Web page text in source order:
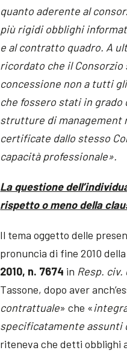
quanto aderente al
più rigidi obblighi
e al contratto quadro. A
ricordato che il
concessione non a tutti
che fossero stati in
strutture di management
certificate dallo stesso
capacità professionale».
La questione
rispetto o meno della
Il tema oggetto delle
pronuncia di fine 2010
2010, n. 7674 in Resp. civ.
Tassone, dopo aver
contrattuale» che «
specificatamente assunti
riteneva che detti obblighi